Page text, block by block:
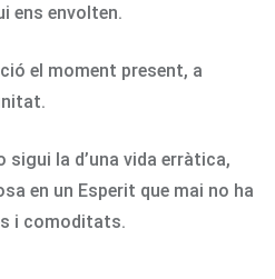
ens envolten.
el moment present, a
la d’una vida erràtica,
en un Esperit que mai no ha
i comoditats.